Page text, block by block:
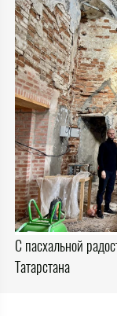
С пасхальной
Татарстана